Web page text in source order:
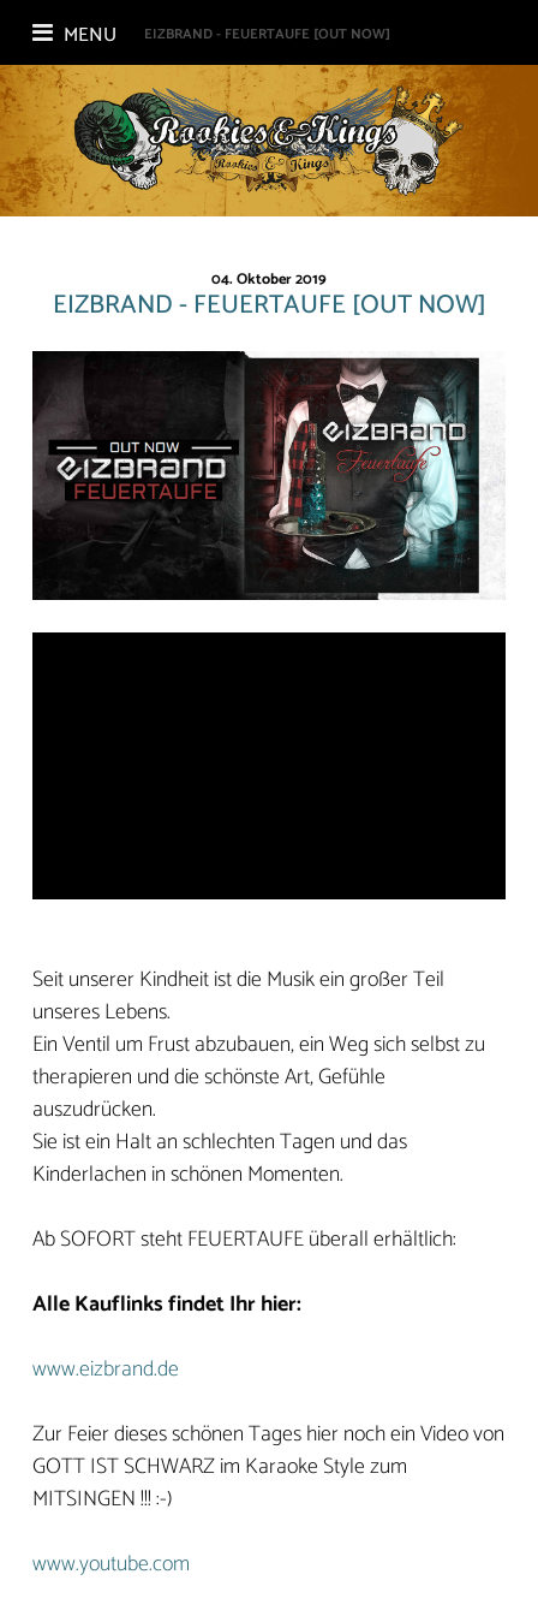
MENU EIZBRAND - FEUERTAUFE [OUT NOW]
04. Oktober 2019
EIZBRAND - FEUERTAUFE [OUT NOW]
Seit unserer Kindheit ist die Musik ein großer Teil
unseres Lebens.
Ein Ventil um Frust abzubauen, ein Weg sich selbst zu
therapieren und die schönste Art, Gefühle
auszudrücken.
Sie ist ein Halt an schlechten Tagen und das
Kinderlachen in schönen Momenten.
Ab SOFORT steht FEUERTAUFE überall erhältlich:
Alle Kauflinks findet Ihr hier:
www.eizbrand.de
Zur Feier dieses schönen Tages hier noch ein Video von
GOTT IST SCHWARZ im Karaoke Style zum
MITSINGEN !!! :-)
www.youtube.com